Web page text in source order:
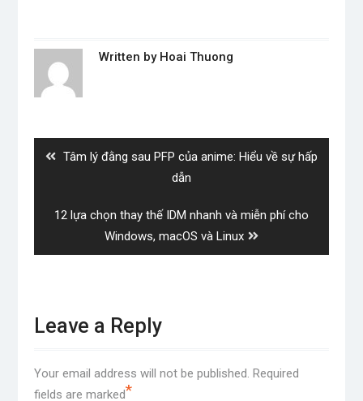
Written by Hoai Thuong
Previous
Tâm lý đằng sau PFP của anime: Hiểu về sự hấp
dẫn
Next
12 lựa chọn thay thế IDM nhanh và miễn phí cho
Windows, macOS và Linux
Leave a Reply
Your email address will not be published. Required
fields are marked*